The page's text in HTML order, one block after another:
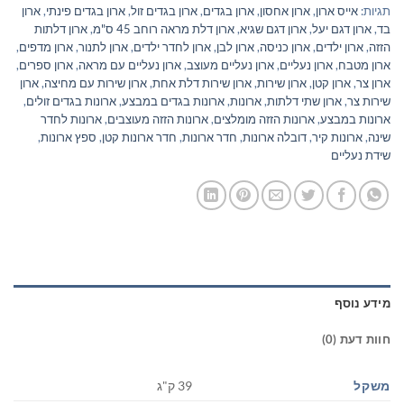
תגיות: אייס ארון,ארון אחסון,ארון בגדים,ארון בגדים זול,ארון בגדים פינתי,ארון
בד,ארון דגם יעל,ארון דגם שגיא,ארון דלת מראה רוחב 45 ס"מ ,ארון דלתות
הזזה,ארון ילדים,ארון כניסה,ארון לבן,ארון לחדר ילדים,ארון לתנור,ארון מדפים,
ארון מטבח,ארון נעליים,ארון נעליים מעוצב,ארון נעליים עם מראה,ארון ספרים,
ארון צר,ארון קטן,ארון שירות,ארון שירות דלת אחת,ארון שירות עם מחיצה,ארון
שירות צר,ארון שתי דלתות,ארונות,ארונות בגדים במבצע,ארונות בגדים זולים,
ארונות במבצע,ארונות הזזה מומלצים,ארונות הזזה מעוצבים,ארונות לחדר
שינה,ארונות קיר,דובלה ארונות, חדר ארונות, חדר ארונות קטן, ספץ ארונות,
שידת נעליים
מידע נוסף
חוות דעת (0)
משקל 39 ק"ג